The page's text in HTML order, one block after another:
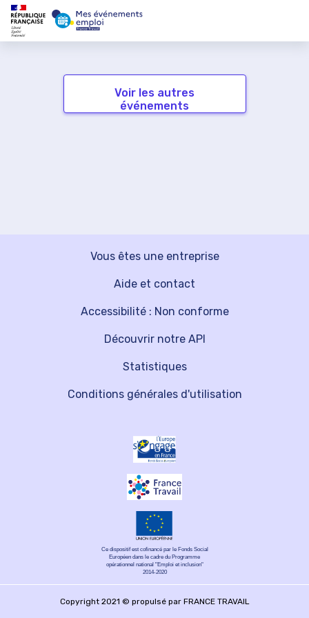
Voir les autres
événements
Vous êtes une entreprise
Découvrir notre API
Aide et contact
Statistiques
Accessibilité : Non conforme
Conditions générales d'utilisation
Ce dispositif est cofinancé par le Fonds Social
Européen dans le cadre du Programme
opérationnel national "Emploi et inclusion"
2014-2020
Copyright 2021 © propulsé par FRANCE TRAVAIL